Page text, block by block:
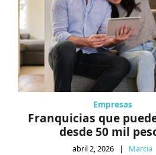
Empresas
Franquicias que
desde 50 mil
abril 2, 2026 | Marcia